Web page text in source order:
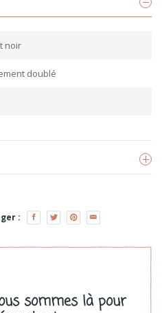
noir
doublé
les produits
:
sommes là pour